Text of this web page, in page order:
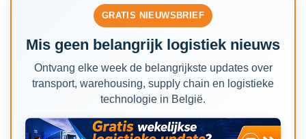
GRATIS NIEUWSBRIEF
Mis geen belangrijk logistiek nieuws
Ontvang elke week de belangrijkste updates over
transport, warehousing, supply chain en logistieke
technologie in België.